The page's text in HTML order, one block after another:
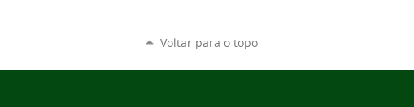
Voltar para o topo